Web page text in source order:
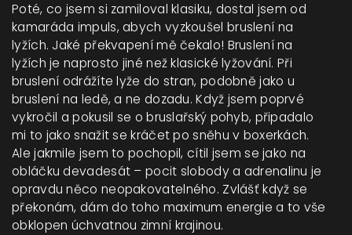
Poté, co jsem si zamiloval klasiku, dostal jsem od
kamaráda impuls, abych vyzkoušel bruslení na
lyžích. Jaké překvapení mě čekalo! Bruslení na
lyžích je naprosto jiné než klasické lyžování. Při
bruslení odrážíte lyže do stran, podobně jako u
bruslení na ledě, a ne dozadu. Když jsem poprvé
vykročil a pokusil se o bruslařský pohyb, připadalo
mi to jako snažit se kráčet po sněhu v boxerkách.
Ale jakmile jsem to pochopil, cítil jsem se jako na
obláčku devadesát – pocit slobody a adrenalinu je
opravdu něco neopakovatelného. Zvlášť když se
překonám, dám do toho maximum energie a to vše
obklopen úchvatnou zimní krajinou.